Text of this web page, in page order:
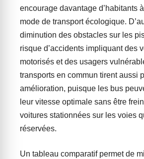
encourage davantage d’habitants
mode de transport écologique.
diminution des obstacles sur les
risque d’accidents impliquant des
motorisés et des usagers
transports en commun tirent aussi
amélioration, puisque les bus
leur vitesse optimale sans être
voitures stationnées sur les voies
réservées.
Un tableau comparatif permet de